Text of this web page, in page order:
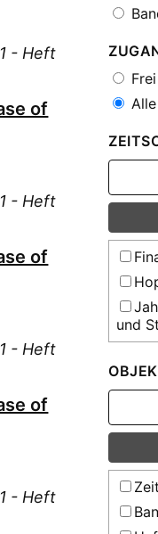
- Heft
of
- Heft
of
- Heft
of
- Heft
Alle
und